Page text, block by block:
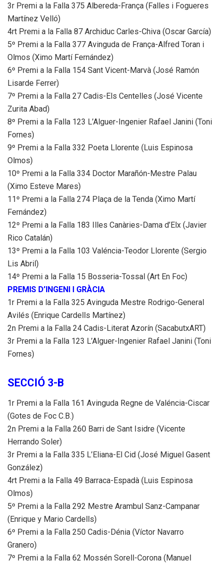
3r Premi a la Falla 375 Albereda-França (Falles i Fogueres
Martínez Velló)
4rt Premi a la Falla 87 Archiduc Carles-Chiva (Oscar García)
5º Premi a la Falla 377 Avinguda de França-Alfred Toran i
Olmos (Ximo Martí Fernández)
6º Premi a la Falla 154 Sant Vicent-Marvà (José Ramón
Lisarde Ferrer)
7º Premi a la Falla 27 Cadis-Els Centelles (José Vicente
Zurita Abad)
8º Premi a la Falla 123 L’Alguer-Ingenier Rafael Janini (Toni
Fornes)
9º Premi a la Falla 332 Poeta Llorente (Luis Espinosa
Olmos)
10º Premi a la Falla 334 Doctor Marañón-Mestre Palau
(Ximo Esteve Mares)
11º Premi a la Falla 274 Plaça de la Tenda (Ximo Martí
Fernández)
12º Premi a la Falla 183 Illes Canàries-Dama d’Elx (Javier
Rico Catalán)
13º Premi a la Falla 103 Valéncia-Teodor Llorente (Sergio
Lis Abril)
14º Premi a la Falla 15 Bosseria-Tossal (Art En Foc)
PREMIS D’INGENI I GRÀCIA
1r Premi a la Falla 325 Avinguda Mestre Rodrigo-General
Avilés (Enrique Cardells Martínez)
2n Premi a la Falla 24 Cadis-Literat Azorín (SacabutxART)
3r Premi a la Falla 123 L’Alguer-Ingenier Rafael Janini (Toni
Fornes)
SECCIÓ 3-B
1r Premi a la Falla 161 Avinguda Regne de Valéncia-Ciscar
(Gotes de Foc C.B.)
2n Premi a la Falla 260 Barri de Sant Isidre (Vicente
Herrando Soler)
3r Premi a la Falla 335 L’Eliana-El Cid (José Miguel Gasent
González)
4rt Premi a la Falla 49 Barraca-Espadà (Luis Espinosa
Olmos)
5º Premi a la Falla 292 Mestre Arambul Sanz-Campanar
(Enrique y Mario Cardells)
6º Premi a la Falla 250 Cadis-Dénia (Víctor Navarro
Granero)
7º Premi a la Falla 62 Mossén Sorell-Corona (Manuel